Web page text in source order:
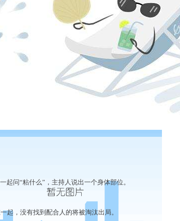
问“粘什么”，主持人说出一个身体部位。
，没有找到配合人的将被淘汰出局。